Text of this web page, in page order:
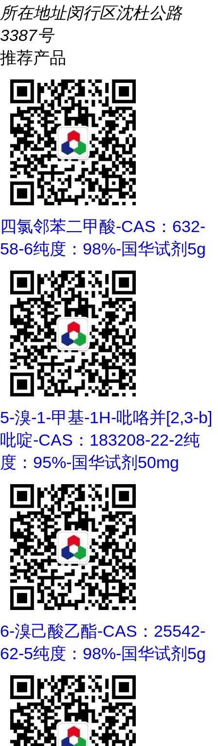
所在地址闵行区沈杜公路
3387号
推荐产品
四氯邻苯二甲酸-CAS：632-
58-6纯度：98%-国华试剂5g
5-溴-1-甲基-1H-吡咯并[2,3-b]
吡啶-CAS：183208-22-2纯
度：95%-国华试剂50mg
6-溴己酸乙酯-CAS：25542-
62-5纯度：98%-国华试剂5g